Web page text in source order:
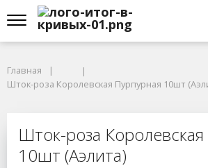
Главная
Шток-роза Королевская Пурпурная 10шт
Шток-роза
10шт (Аэлита)